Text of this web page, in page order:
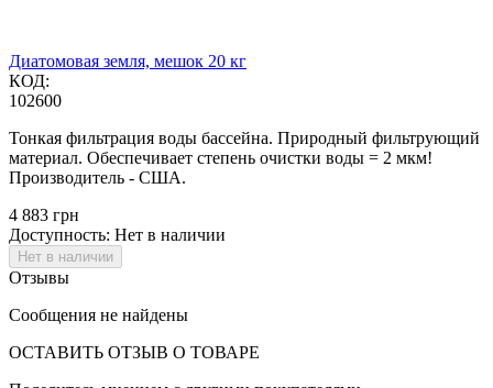
Диатомовая земля, мешок 20 кг
КОД:
102600
Тонкая фильтрация воды бассейна. Природный фильтрующий
материал. Обеспечивает степень очистки воды = 2 мкм!
Производитель - США.
‍4 883‍ грн
Доступность: Нет в наличии
Нет в наличии
Отзывы
Сообщения не найдены
ОСТАВИТЬ ОТЗЫВ О ТОВАРЕ